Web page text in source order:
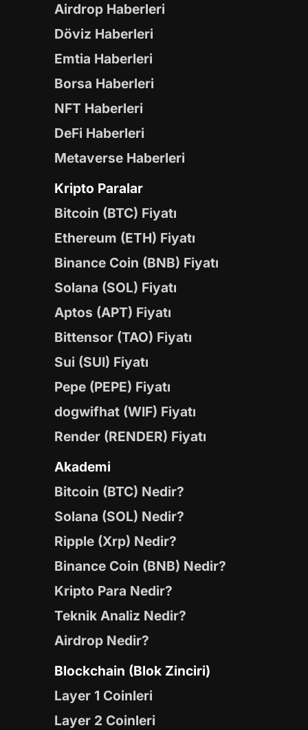
Airdrop Haberleri
Döviz Haberleri
Emtia Haberleri
Borsa Haberleri
NFT Haberleri
DeFi Haberleri
Metaverse Haberleri
Kripto Paralar
Bitcoin (BTC) Fiyatı
Ethereum (ETH) Fiyatı
Binance Coin (BNB) Fiyatı
Solana (SOL) Fiyatı
Aptos (APT) Fiyatı
Bittensor (TAO) Fiyatı
Sui (SUI) Fiyatı
Pepe (PEPE) Fiyatı
dogwifhat (WIF) Fiyatı
Render (RENDER) Fiyatı
Akademi
Bitcoin (BTC) Nedir?
Solana (SOL) Nedir?
Ripple (Xrp) Nedir?
Binance Coin (BNB) Nedir?
Kripto Para Nedir?
Teknik Analiz Nedir?
Airdrop Nedir?
Blockchain (Blok Zinciri)
Layer 1 Coinleri
Layer 2 Coinleri